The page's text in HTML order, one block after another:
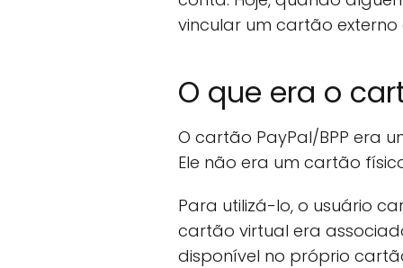
vincular um cartão externo
O que era o
O cartão PayPal/BPP era
Ele não era um cartão
Para utilizá-lo, o usuário
cartão virtual era
disponível no próprio